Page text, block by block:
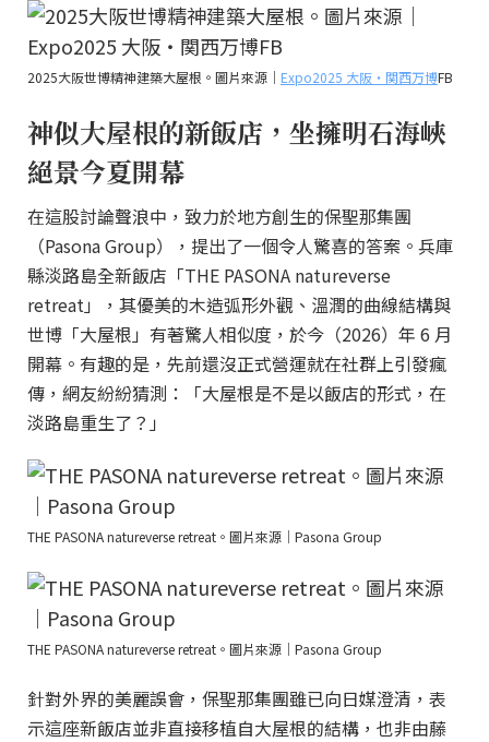
2025大阪世博精神建築大屋根。圖片來源｜ Expo2025 大阪・関西万博FB
神似大屋根的新飯店，坐擁明石海峽
絕景今夏開幕
在這股討論聲浪中，致力於地方創生的保聖那集團
（Pasona Group），提出了一個令人驚喜的答案。兵庫
縣淡路島全新飯店「THE PASONA natureverse
retreat」，其優美的木造弧形外觀、溫潤的曲線結構與
世博「大屋根」有著驚人相似度，於今（2026）年 6 月
開幕。有趣的是，先前還沒正式營運就在社群上引發瘋
傳，網友紛紛猜測：「大屋根是不是以飯店的形式，在
淡路島重生了？」
THE PASONA natureverse retreat。圖片來源｜Pasona Group
THE PASONA natureverse retreat。圖片來源｜Pasona Group
針對外界的美麗誤會，保聖那集團雖已向日媒澄清，表
示這座新飯店並非直接移植自大屋根的結構，也非由藤